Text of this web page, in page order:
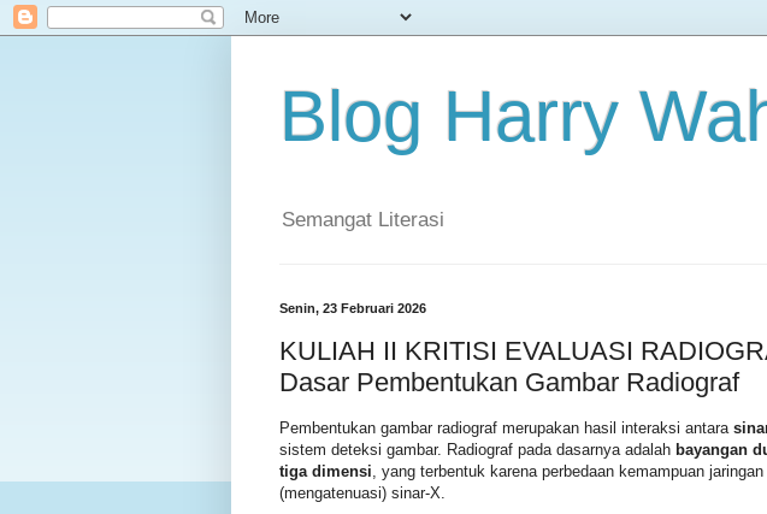
Blog Harry
Semangat Literasi
Senin, 23 Februari 2026
KULIAH II KRITISI EVALUASI
Dasar Pembentukan Gambar Radiograf
Pembentukan gambar radiograf merupakan hasil interaksi antara
sistem deteksi gambar. Radiograf pada dasarnya adalah bayangan
tiga dimensi, yang terbentuk karena perbedaan kemampuan
(mengatenuasi) sinar-X.